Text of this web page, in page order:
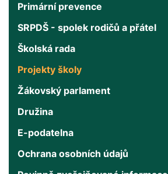
Primární prevence
SRPDŠ - spolek rodičů a přátel
Školská rada
Projekty školy
Žákovský parlament
Družina
E-podatelna
Ochrana osobních údajů